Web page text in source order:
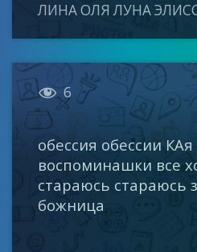
ЛИНА ОЛЯ ЛУНА
 6
обессия обессии
воспоминашки все
стараюсь стараюсь
божница